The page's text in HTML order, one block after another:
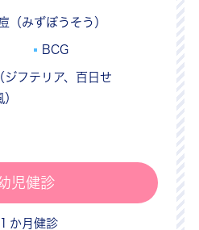
（みずぼうそう）
BCG
ジフテリア、百日せ
児健診
１か月健診